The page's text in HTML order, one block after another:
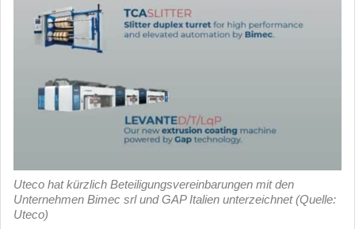
Uteco hat kürzlich Beteiligungsvereinbarungen mit den
Unternehmen Bimec srl und GAP Italien unterzeichnet (Quelle:
Uteco)